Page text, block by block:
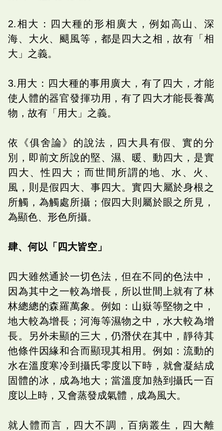
2.相大：四大種的形相廣大，例如高山、深
海、大火、颶風等，都是四大之相，故有「相
大」之義。
3.用大：四大種的事用廣大，有了四大，才能
使人體的器官發揮功用，有了四大才能長養萬
物，故有「用大」之義。
依《俱舍論》的說法，四大具有假、實的分
別，即前文所說的堅、濕、暖、動四大，是實
四大、性四大；而世間所謂的地、水、火、
風，則是假四大、事四大。實四大屬於身根之
所觸，為觸處所攝；假四大則屬於眼之所見，
為顯色、形色所攝。
肆、何以「四大皆空」
四大雖然通於一切色法，但在不同的色法中，
因為其中之一較為增長，所以世間上就有了林
林總總的森羅萬象。例如：山嶽等堅物之中，
地大較為增長；河海等濕物之中，水大較為增
長。另外未顯的三大，仍潛伏在其中，靜待其
他條件因緣和合而顯現其相用。例如：流動的
水在溫度寒冷到攝氏零度以下時，就會凝結成
固體的冰，成為地大；當溫度加熱到攝氏一百
度以上時，又會蒸發成氣體，成為風大。
就人體而言，四大不調，百病叢生，四大離